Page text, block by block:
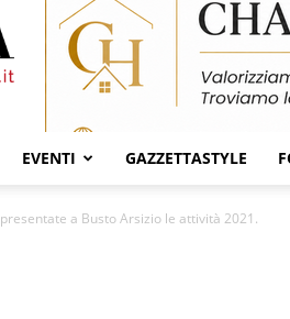
EVENTI GAZZETTASTYLE
a Busto Arsizio le attività 2021.